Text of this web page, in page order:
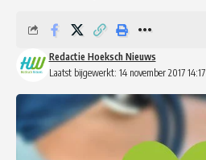
Laatst bijgewerkt: 14 november 2017 14:17
Redactie Hoeksch Nieuws